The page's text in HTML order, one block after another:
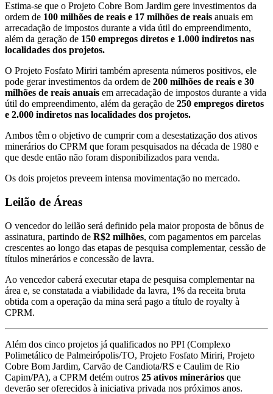
Estima-se que o Projeto Cobre Bom Jardim gere investimentos da
ordem de 100 milhões de reais e 17 milhões de reais anuais em
arrecadação de impostos durante a vida útil do empreendimento,
além da geração de 150 empregos diretos e 1.000 indiretos nas
localidades dos projetos.
O Projeto Fosfato Miriri também apresenta números positivos, ele
pode gerar investimentos da ordem de 200 milhões de reais e 30
milhões de reais anuais em arrecadação de impostos durante a vida
útil do empreendimento, além da geração de 250 empregos diretos
e 2.000 indiretos nas localidades dos projetos.
Ambos têm o objetivo de cumprir com a desestatização dos ativos
minerários do CPRM que foram pesquisados na década de 1980 e
que desde então não foram disponibilizados para venda.
Os dois projetos preveem intensa movimentação no mercado.
Leilão de Áreas
O vencedor do leilão será definido pela maior proposta de bônus de
assinatura, partindo de R$2 milhões, com pagamentos em parcelas
crescentes ao longo das etapas de pesquisa complementar, cessão de
títulos minerários e concessão de lavra.
Ao vencedor caberá executar etapa de pesquisa complementar na
área e, se constatada a viabilidade da lavra, 1% da receita bruta
obtida com a operação da mina será pago a título de royalty à
CPRM.
Além dos cinco projetos já qualificados no PPI (Complexo
Polimetálico de Palmeirópolis/TO, Projeto Fosfato Miriri, Projeto
Cobre Bom Jardim, Carvão de Candiota/RS e Caulim de Rio
Capim/PA), a CPRM detém outros 25 ativos minerários que
deverão ser oferecidos à iniciativa privada nos próximos anos.